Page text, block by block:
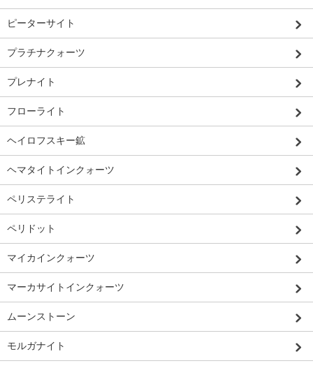
ピーターサイト
プラチナクォーツ
プレナイト
フローライト
ヘイロフスキー鉱
ヘマタイトインクォーツ
ペリステライト
ペリドット
マイカインクォーツ
マーカサイトインクォーツ
ムーンストーン
モルガナイト